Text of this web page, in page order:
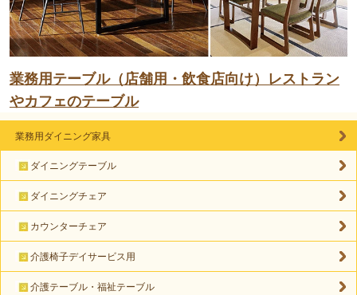
業務用テーブル（店舗用・飲食店向け）レストラン
やカフェのテーブル
業務用ダイニング家具
ダイニングテーブル
ダイニングチェア
カウンターチェア
介護椅子デイサービス用
介護テーブル・福祉テーブル